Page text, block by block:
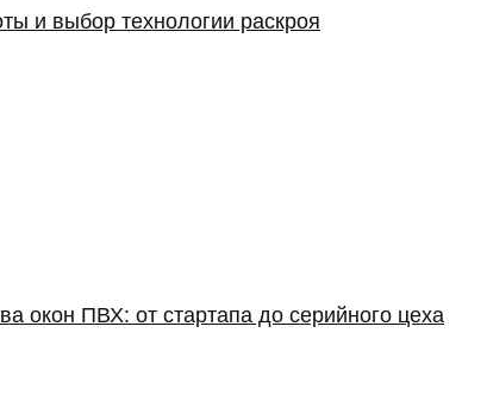
и выбор технологии раскроя
окон ПВХ: от стартапа до серийного цеха